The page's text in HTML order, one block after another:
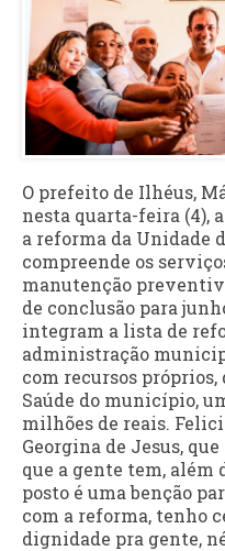
O prefeito de Ilhéus,
nesta quarta-feira (4),
a reforma da Unidade
compreende os
manutenção
de conclusão para
integram a lista de
administração
com recursos próprios,
Saúde do município,
milhões de reais.
Georgina de Jesus,
que a gente tem, além
posto é uma benção
com a reforma, tenho
dignidade pra gente,